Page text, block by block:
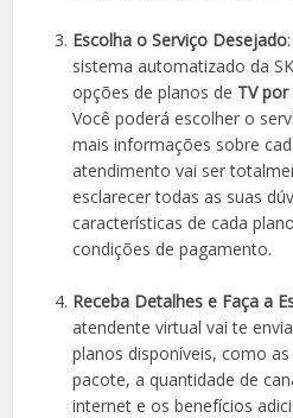
Escolha o Serviço Desejado
sistema automatizado da
opções de planos de TV
Você poderá escolher o
mais informações sobre
atendimento vai ser
esclarecer todas as suas
características de cada
condições de pagamento.
Receba Detalhes e Faça a
atendente virtual vai te
planos disponíveis, como
pacote, a quantidade de
internet e os benefícios